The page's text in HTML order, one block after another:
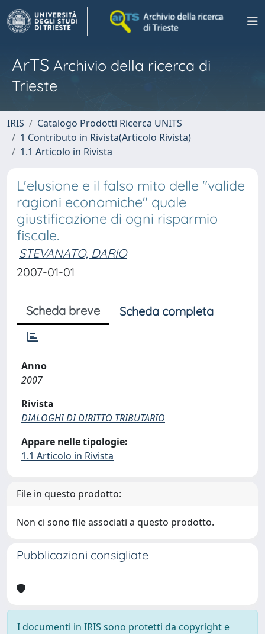
ArTS Archivio della ricerca di
Trieste
IRIS
Catalogo Prodotti Ricerca UNITS
1 Contributo in Rivista(Articolo Rivista)
1.1 Articolo in Rivista
L'elusione e il falso mito delle "valide
ragioni economiche" quale
giustificazione di ogni risparmio
fiscale.
STEVANATO, DARIO
2007-01-01
Scheda breve Scheda completa
Anno
2007
Rivista
DIALOGHI DI DIRITTO TRIBUTARIO
Appare nelle tipologie:
1.1 Articolo in Rivista
File in questo prodotto:
Non ci sono file associati a questo prodotto.
Pubblicazioni consigliate
I documenti in IRIS sono protetti da copyright e